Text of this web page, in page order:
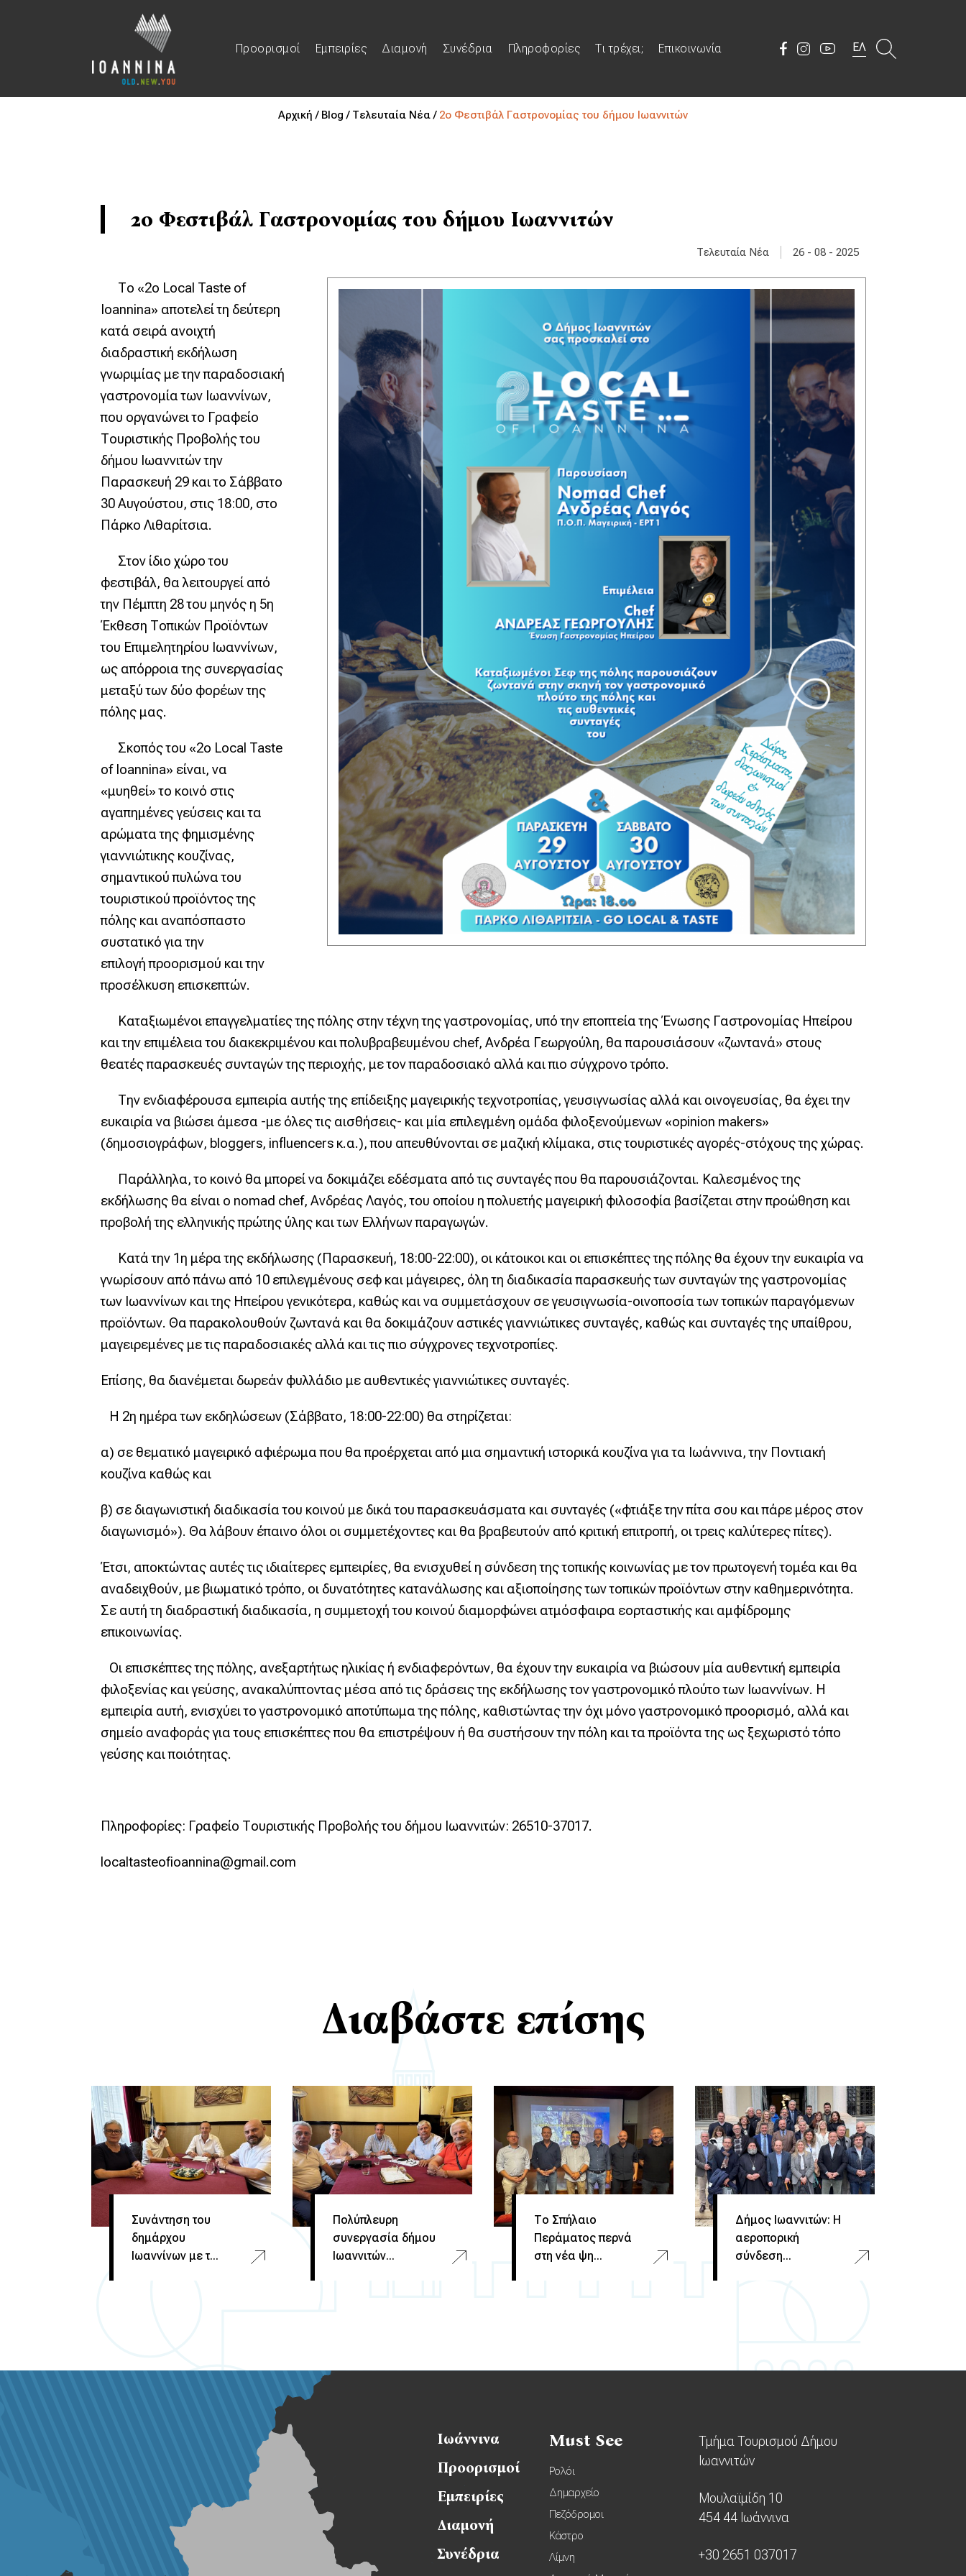
Προορισμοί Εμπειρίες Διαμονή Συνέδρια Πληροφορίες Τι τρέχει; Επικοινωνία ΕΛ
Αρχική / Blog / Τελευταία Νέα / 2ο Φεστιβάλ Γαστρονομίας του δήμου Ιωαννιτών
2ο Φεστιβάλ Γαστρονομίας του δήμου Ιωαννιτών
Τελευταία Νέα | 26 - 08 - 2025
Το «2ο Local Taste of
Ioannina» αποτελεί τη δεύτερη
κατά σειρά ανοιχτή
διαδραστική εκδήλωση
γνωριμίας με την παραδοσιακή
γαστρονομία των Ιωαννίνων,
που οργανώνει το Γραφείο
Τουριστικής Προβολής του
δήμου Ιωαννιτών την
Παρασκευή 29 και το Σάββατο
30 Αυγούστου, στις 18:00, στο
Πάρκο Λιθαρίτσια.
Στον ίδιο χώρο του
φεστιβάλ, θα λειτουργεί από
την Πέμπτη 28 του μηνός η 5η
Έκθεση Τοπικών Προϊόντων
του Επιμελητηρίου Ιωαννίνων,
ως απόρροια της συνεργασίας
μεταξύ των δύο φορέων της
πόλης μας.
Σκοπός του «2ο Local Taste
of Ioannina» είναι, να
«μυηθεί» το κοινό στις
αγαπημένες γεύσεις και τα
αρώματα της φημισμένης
γιαννιώτικης κουζίνας,
σημαντικού πυλώνα του
τουριστικού προϊόντος της
πόλης και αναπόσπαστο
συστατικό για την
επιλογή προορισμού και την
προσέλκυση επισκεπτών.
Καταξιωμένοι επαγγελματίες της πόλης στην τέχνη της γαστρονομίας, υπό την εποπτεία της Ένωσης Γαστρονομίας Ηπείρου
και την επιμέλεια του διακεκριμένου και πολυβραβευμένου chef, Ανδρέα Γεωργούλη, θα παρουσιάσουν «ζωντανά» στους
θεατές παρασκευές συνταγών της περιοχής, με τον παραδοσιακό αλλά και πιο σύγχρονο τρόπο.
Την ενδιαφέρουσα εμπειρία αυτής της επίδειξης μαγειρικής τεχνοτροπίας, γευσιγνωσίας αλλά και οινογευσίας, θα έχει την
ευκαιρία να βιώσει άμεσα -με όλες τις αισθήσεις- και μία επιλεγμένη ομάδα φιλοξενούμενων «opinion makers»
(δημοσιογράφων, bloggers, influencers κ.α.), που απευθύνονται σε μαζική κλίμακα, στις τουριστικές αγορές-στόχους της χώρας.
Παράλληλα, το κοινό θα μπορεί να δοκιμάζει εδέσματα από τις συνταγές που θα παρουσιάζονται. Καλεσμένος της
εκδήλωσης θα είναι ο nomad chef, Ανδρέας Λαγός, του οποίου η πολυετής μαγειρική φιλοσοφία βασίζεται στην προώθηση και
προβολή της ελληνικής πρώτης ύλης και των Ελλήνων παραγωγών.
Κατά την 1η μέρα της εκδήλωσης (Παρασκευή, 18:00-22:00), οι κάτοικοι και οι επισκέπτες της πόλης θα έχουν την ευκαιρία να
γνωρίσουν από πάνω από 10 επιλεγμένους σεφ και μάγειρες, όλη τη διαδικασία παρασκευής των συνταγών της γαστρονομίας
των Ιωαννίνων και της Ηπείρου γενικότερα, καθώς και να συμμετάσχουν σε γευσιγνωσία-οινοποσία των τοπικών παραγόμενων
προϊόντων. Θα παρακολουθούν ζωντανά και θα δοκιμάζουν αστικές γιαννιώτικες συνταγές, καθώς και συνταγές της υπαίθρου,
μαγειρεμένες με τις παραδοσιακές αλλά και τις πιο σύγχρονες τεχνοτροπίες.
Επίσης, θα διανέμεται δωρεάν φυλλάδιο με αυθεντικές γιαννιώτικες συνταγές.
Η 2η ημέρα των εκδηλώσεων (Σάββατο, 18:00-22:00) θα στηρίζεται:
α) σε θεματικό μαγειρικό αφιέρωμα που θα προέρχεται από μια σημαντική ιστορικά κουζίνα για τα Ιωάννινα, την Ποντιακή
κουζίνα καθώς και
β) σε διαγωνιστική διαδικασία του κοινού με δικά του παρασκευάσματα και συνταγές («φτιάξε την πίτα σου και πάρε μέρος στον
διαγωνισμό»). Θα λάβουν έπαινο όλοι οι συμμετέχοντες και θα βραβευτούν από κριτική επιτροπή, οι τρεις καλύτερες πίτες).
Έτσι, αποκτώντας αυτές τις ιδιαίτερες εμπειρίες, θα ενισχυθεί η σύνδεση της τοπικής κοινωνίας με τον πρωτογενή τομέα και θα
αναδειχθούν, με βιωματικό τρόπο, οι δυνατότητες κατανάλωσης και αξιοποίησης των τοπικών προϊόντων στην καθημερινότητα.
Σε αυτή τη διαδραστική διαδικασία, η συμμετοχή του κοινού διαμορφώνει ατμόσφαιρα εορταστικής και αμφίδρομης
επικοινωνίας.
Οι επισκέπτες της πόλης, ανεξαρτήτως ηλικίας ή ενδιαφερόντων, θα έχουν την ευκαιρία να βιώσουν μία αυθεντική εμπειρία
φιλοξενίας και γεύσης, ανακαλύπτοντας μέσα από τις δράσεις της εκδήλωσης τον γαστρονομικό πλούτο των Ιωαννίνων. Η
εμπειρία αυτή, ενισχύει το γαστρονομικό αποτύπωμα της πόλης, καθιστώντας την όχι μόνο γαστρονομικό προορισμό, αλλά και
σημείο αναφοράς για τους επισκέπτες που θα επιστρέψουν ή θα συστήσουν την πόλη και τα προϊόντα της ως ξεχωριστό τόπο
γεύσης και ποιότητας.
Πληροφορίες: Γραφείο Τουριστικής Προβολής του δήμου Ιωαννιτών: 26510-37017.
localtasteofioannina@gmail.com
Διαβάστε επίσης
Συνάντηση του
δημάρχου
Ιωαννίνων με τ...
Πολύπλευρη
συνεργασία δήμου
Ιωαννιτών...
Το Σπήλαιο
Περάματος περνά
στη νέα ψη...
Δήμος Ιωαννιτών: Η
αεροπορική
σύνδεση...
Ιωάννινα
Προορισμοί
Εμπειρίες
Διαμονή
Συνέδρια
Must See
Ρολόι
Δημαρχείο
Πεζόδρομοι
Κάστρο
Λίμνη
Τμήμα Τουρισμού Δήμου
Ιωαννιτών
Μουλαϊμίδη 10
454 44 Ιωάννινα
+30 2651 037017